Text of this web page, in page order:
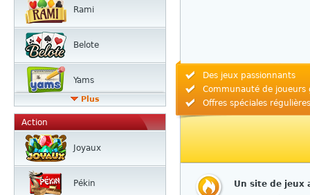
Rami
Belote
Yams
Plus
Action
Joyaux
Pékin
Des jeux passionnants
Communauté de joueurs
Offres spéciales régulières
Un site de jeux